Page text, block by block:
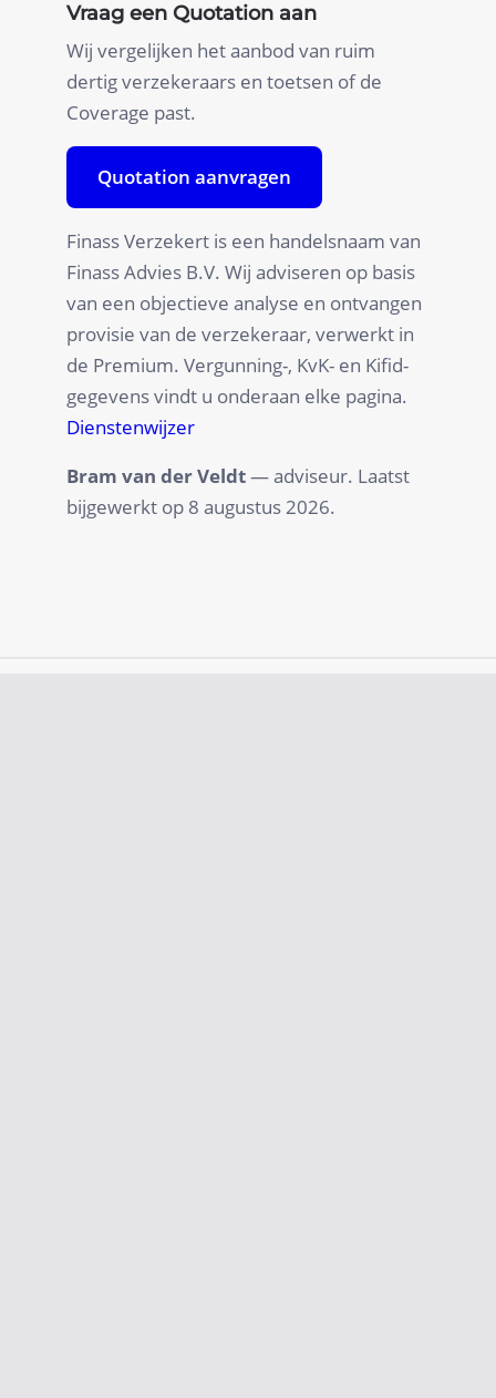
Vraag een Quotation aan
Wij vergelijken het aanbod van ruim
dertig verzekeraars en toetsen of de
Coverage past.
Quotation aanvragen
Finass Verzekert is een handelsnaam van
Finass Advies B.V. Wij adviseren op basis
van een objectieve analyse en ontvangen
provisie van de verzekeraar, verwerkt in
de Premium. Vergunning-, KvK- en Kifid-
gegevens vindt u onderaan elke pagina.
Dienstenwijzer
Bram van der Veldt— adviseur. Laatst
bijgewerkt op 8 augustus 2026.